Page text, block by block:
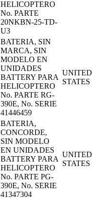
HELICOPTERO
No. PARTE
20NKBN-25-TD-
U3
BATERIA, SIN
MARCA, SIN
MODELO EN
UNIDADES
BATTERY PARA
HELICOPTERO
No. PARTE RG-
390E, No. SERIE
41446459
UNITED
STATES
BATERIA,
CONCORDE,
SIN MODELO
EN UNIDADES
BATTERY PARA
HELICOPTERO
No. PARTE PG-
390E, No. SERIE
41347304
UNITED
STATES